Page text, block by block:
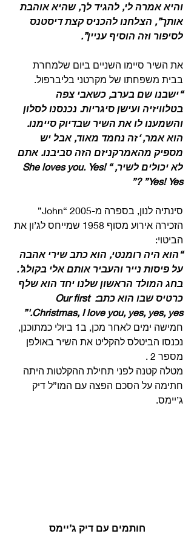
והיא אמרה לי, להגיד לך, שהיא אוהבת
אותך”, הצלחנו להכניס קצת דיסטנס
לסיפור וזה הוסיף עניין”.
את השיר סיימו השניים ביום שלמחרת
בבית משפחתו של מקרטני בליברפול.
“ישבנו שם בערב, כשאבי צפה
בטלוויזיה ועישן סיגריות. נכנסנו לסלון
והשמענו לו את השיר שבדיוק סיימנו.
הוא אמר, ‘זה נחמד מאוד, אבל יש
מספיק מהאמרקניזם הזה סביבנו. אתם
לא יכולים לשיר, “She loves you. Yes!
Yes! Yes” ?”
סינתיה לנון, בספרה מ-2005 “John”
הזכירה אירוע מסוף 1958 שמייחס לג’ון את
הביטוי:
“הוא היה רומנטי, הוא כתב שירי אהבה
על פיסות נייר והעביר אותם אלי בקולג’.
בחג המולד הראשון שלנו יחד הוא שלף
כרטיס שבו הוא כתב: Our first
Christmas, I love you, yes, yes, yes.'”
חמישה ימים לאחר מכן, ב1 ביולי כמתוכנן,
נכנסו הביטלס להקליט את השיר באולפן
מספר 2 .
מטלה קטנה לפני תחילת ההקלטות היתה
חתימה על הסכם הפצה עם המו”ל דיק
ג’יימס.
חותמים עם דיק ג’יימס